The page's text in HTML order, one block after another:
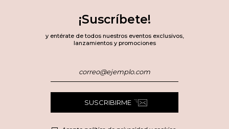
¡Suscríbete!
y entérate de todos nuestros eventos exclusivos,
lanzamientos y promociones
SUSCRIBIRME